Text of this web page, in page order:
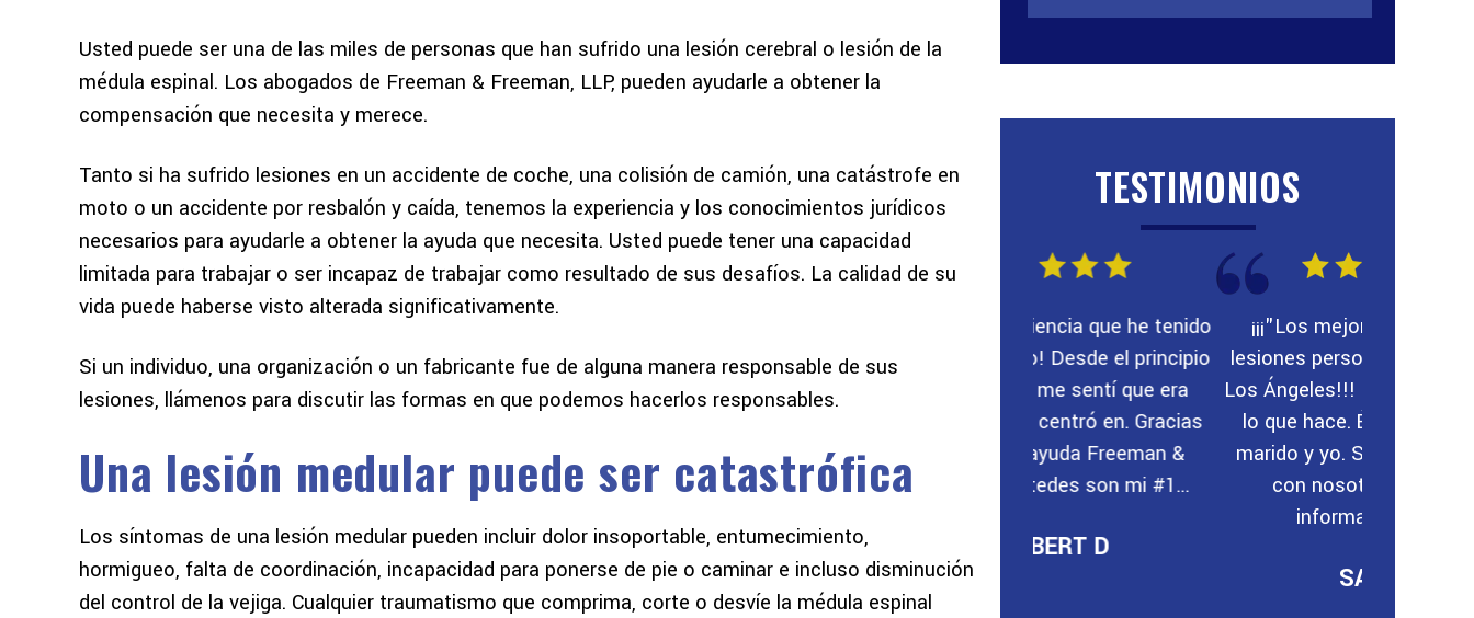
Usted puede ser una de las miles de personas que han sufrido una lesión cerebral o lesión de la
médula espinal. Los abogados de Freeman & Freeman, LLP, pueden ayudarle a obtener la
compensación que necesita y merece.
Tanto si ha sufrido lesiones en un accidente de coche, una colisión de camión, una catástrofe en
moto o un accidente por resbalón y caída, tenemos la experiencia y los conocimientos jurídicos
necesarios para ayudarle a obtener la ayuda que necesita. Usted puede tener una capacidad
limitada para trabajar o ser incapaz de trabajar como resultado de sus desafíos. La calidad de su
vida puede haberse visto alterada significativamente.
Si un individuo, una organización o un fabricante fue de alguna manera responsable de sus
lesiones, llámenos para discutir las formas en que podemos hacerlos responsables.
Una lesión medular puede ser catastrófica
Los síntomas de una lesión medular pueden incluir dolor insoportable, entumecimiento,
hormigueo, falta de coordinación, incapacidad para ponerse de pie o caminar e incluso disminución
del control de la vejiga. Cualquier traumatismo que comprima, corte o desvíe la médula espinal
TESTIMONIOS
Hace casi un año tuve mi primer
accidente de coche. Había oído
tantas historias de horror sobre
llevaban años, con abogados y
compañías de seguros arrastrando
NOELLE W
Me encantaría dar las gracias a este
increíble bufete de abogados. No
estaba seguro en lo que me estaba
simple y fácil. Muy satisfecho con
el resultado...
CHRIS A
con un abogado! Desde el principio
hasta el final me sentí que era
por toda su ayuda Freeman &
Freeman. Ustedes son mi #1...
GILBERT D
¡¡¡"Los mejores abogados de
lesiones personales en el área de
Los Ángeles!!! Stan es increíble en
lo que hace. Él representó a mi
marido y yo. Se tomó su tiempo
con nosotros y fue muy